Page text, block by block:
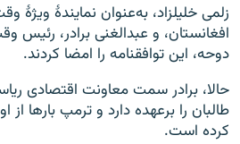
زلمی خلیلزاد، به‌عنوان نمایندۀ ویژۀ
افغانستان، و عبدالغنی برادر، رئیس
دوحه، این توافقنامه را امضا کردند.
حالا، برادر سمت معاونت اقتصادی
طالبان را برعهده دارد و ترمپ بارها از
کرده است.